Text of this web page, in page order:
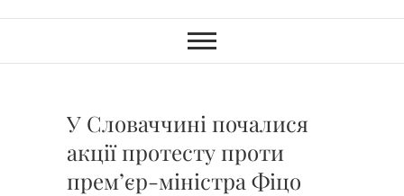
У Словаччині почалися
акції протесту проти
прем’єр-міністра Фіцо